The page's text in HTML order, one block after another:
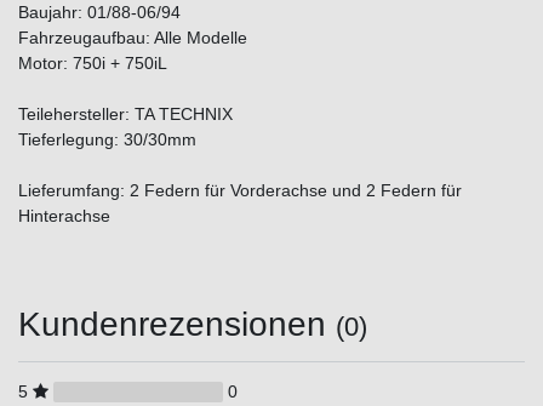
Baujahr: 01/88-06/94
Fahrzeugaufbau: Alle Modelle
Motor: 750i + 750iL
Teilehersteller: TA TECHNIX
Tieferlegung: 30/30mm
Lieferumfang: 2 Federn für Vorderachse und 2 Federn für
Hinterachse
Kundenrezensionen (0)
5
0